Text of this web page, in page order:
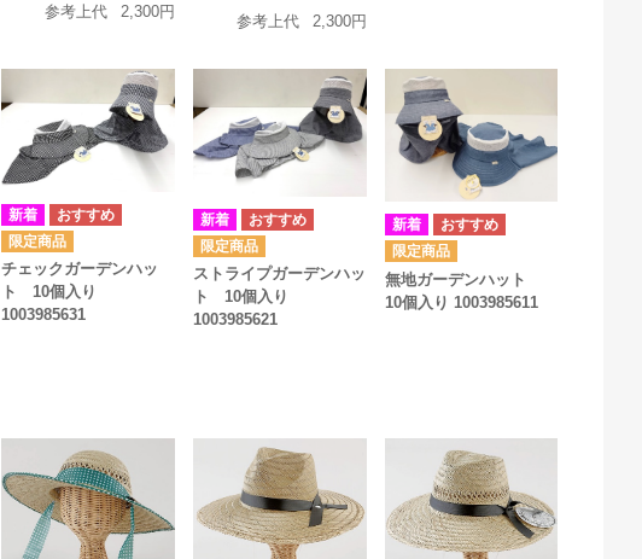
参考上代
2,300円
参考上代
2,300円
チェックガーデンハッ
ト 10個入り
1003985631
ストライプガーデンハッ
ト 10個入り
1003985621
無地ガーデンハット
10個入り 1003985611